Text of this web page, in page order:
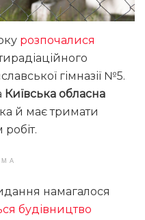
розпочалися
гімназії №5.
Київська обласна
й має тримати
намагалося
будівництво